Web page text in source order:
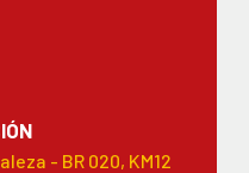
- BR 020, KM12